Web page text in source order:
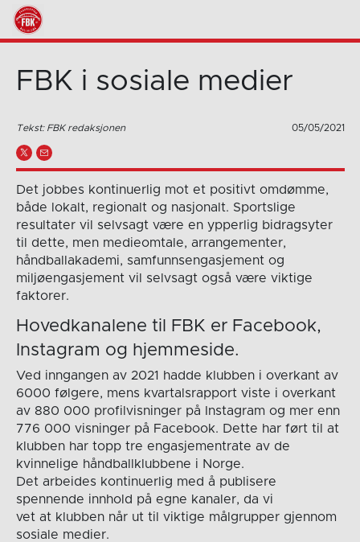
FBK i sosiale medier
Tekst: FBK redaksjonen 05/05/2021
Det jobbes kontinuerlig mot et positivt omdømme,
både lokalt, regionalt og nasjonalt. Sportslige
resultater vil selvsagt være en ypperlig bidragsyter
til dette, men medieomtale, arrangementer,
håndballakademi, samfunnsengasjement og
miljøengasjement vil selvsagt også være viktige
faktorer.
Hovedkanalene til FBK er Facebook,
Instagram og hjemmeside.
Ved inngangen av 2021 hadde klubben i overkant av
6000 følgere, mens kvartalsrapport viste i overkant
av 880 000 profilvisninger på Instagram og mer enn
776 000 visninger på Facebook. Dette har ført til at
klubben har topp tre engasjementrate av de
kvinnelige håndballklubbene i Norge.
Det arbeides kontinuerlig med å publisere
spennende innhold på egne kanaler, da vi
vet at klubben når ut til viktige målgrupper gjennom
sosiale medier.